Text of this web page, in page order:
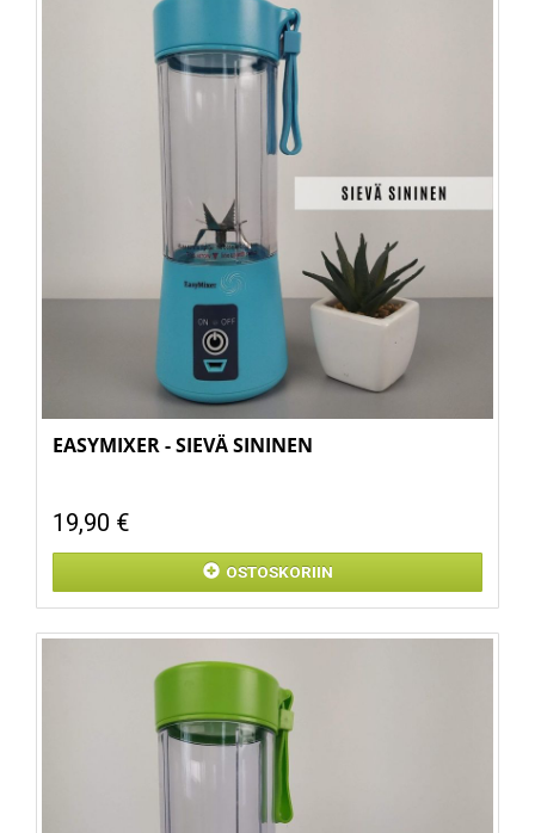
EASYMIXER - SIEVÄ SININEN
19,90 €
OSTOSKORIIN